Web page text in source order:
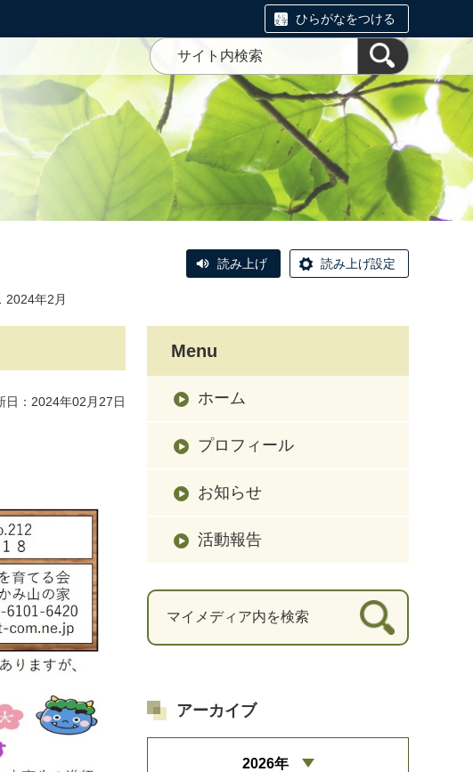
ひらがなをつける
読み上げ 読み上げ設定
2024年2月
：2024年02月27日
Menu
ホーム
プロフィール
お知らせ
活動報告
アーカイブ
2026年